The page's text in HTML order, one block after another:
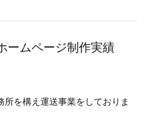
ームページ制作実績
を構え運送事業をしておりま